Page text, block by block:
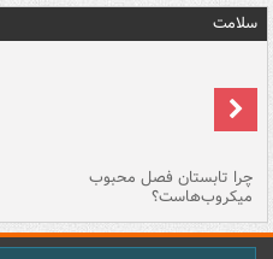
سلامت
چرا تابستان فصل محبوب
میکروب‌هاست؟